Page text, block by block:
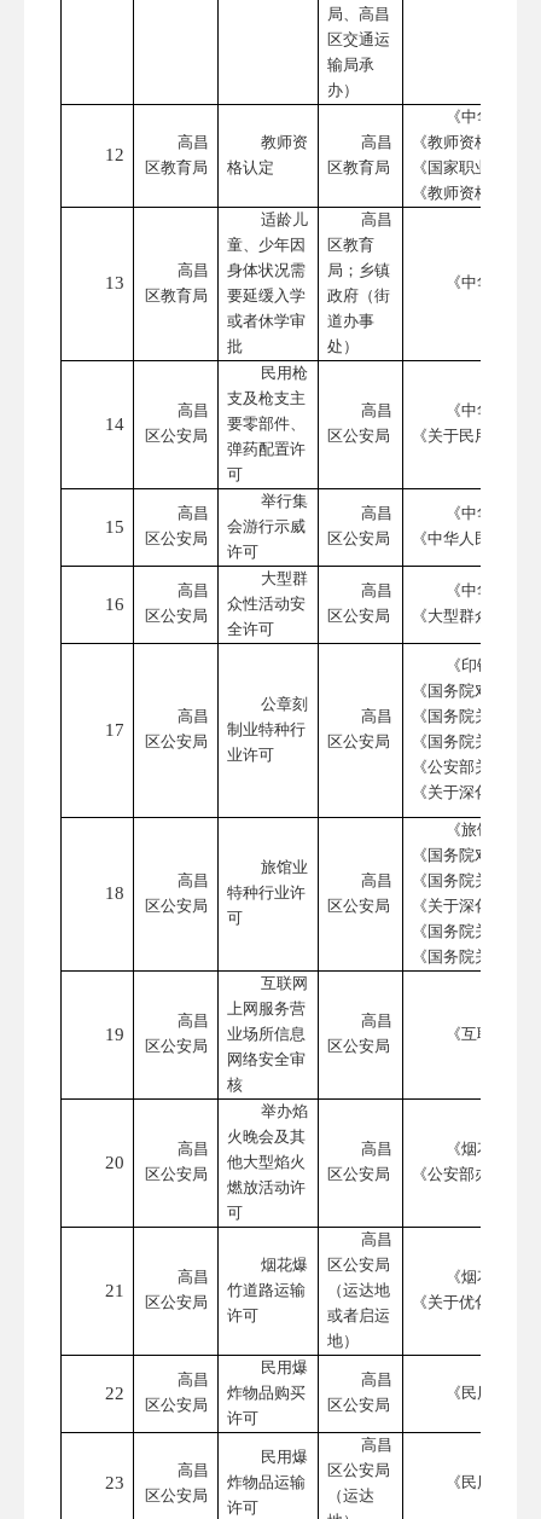
局、高昌
区交通运
输局承
办）
12
高昌
区教育局
教师资
格认定
高昌
区教育局
《中华人民
《教师资格条例》
《国家职业资格
《教师资格条例
13
高昌
区教育局
适龄儿
童、少年因
身体状况需
要延缓入学
或者休学审
批
高昌
区教育
局；乡镇
政府（街
道办事
处）
《中华人民
14
高昌
区公安局
民用枪
支及枪支主
要零部件、
弹药配置许
可
高昌
区公安局
《中华人民
《关于民用机场
15
高昌
区公安局
举行集
会游行示威
许可
高昌
区公安局
《中华人民
《中华人民共和
16
高昌
区公安局
大型群
众性活动安
全许可
高昌
区公安局
《中华人民
《大型群众性活
17
高昌
区公安局
公章刻
制业特种行
业许可
高昌
区公安局
《印铸刻字
《国务院对确需
《国务院关于第
《国务院关于取
《公安部关于深
《关于深化
18
高昌
区公安局
旅馆业
特种行业许
可
高昌
区公安局
《旅馆业治
《国务院对确需
《国务院关于取
《关于深化娱乐
《国务院关于在
《国务院关于深化
19
高昌
区公安局
互联网
上网服务营
业场所信息
网络安全审
核
高昌
区公安局
《互联网上
20
高昌
区公安局
举办焰
火晚会及其
他大型焰火
燃放活动许
可
高昌
区公安局
《烟花爆竹
《公安部办公厅
21
高昌
区公安局
烟花爆
竹道路运输
许可
高昌
区公安局
（运达地
或者启运
地）
《烟花爆竹
《关于优化烟花
22
高昌
区公安局
民用爆
炸物品购买
许可
高昌
区公安局
《民用爆炸
23
高昌
区公安局
民用爆
炸物品运输
许可
高昌
区公安局
（运达
《民用爆炸